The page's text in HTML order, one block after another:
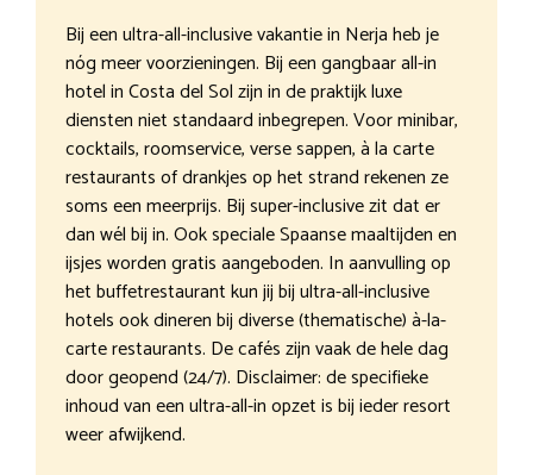
Bij een ultra-all-inclusive vakantie in Nerja heb je
nóg meer voorzieningen. Bij een gangbaar all-in
hotel in Costa del Sol zijn in de praktijk luxe
diensten niet standaard inbegrepen. Voor minibar,
cocktails, roomservice, verse sappen, à la carte
restaurants of drankjes op het strand rekenen ze
soms een meerprijs. Bij super-inclusive zit dat er
dan wél bij in. Ook speciale Spaanse maaltijden en
ijsjes worden gratis aangeboden. In aanvulling op
het buffetrestaurant kun jij bij ultra-all-inclusive
hotels ook dineren bij diverse (thematische) à-la-
carte restaurants. De cafés zijn vaak de hele dag
door geopend (24/7). Disclaimer: de specifieke
inhoud van een ultra-all-in opzet is bij ieder resort
weer afwijkend.